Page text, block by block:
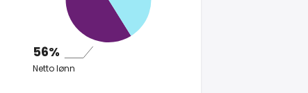
56%
Netto lønn